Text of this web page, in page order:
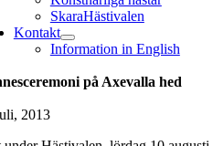
SkaraHästivalen
Kontakt
Information in English
på Axevalla hed
2013